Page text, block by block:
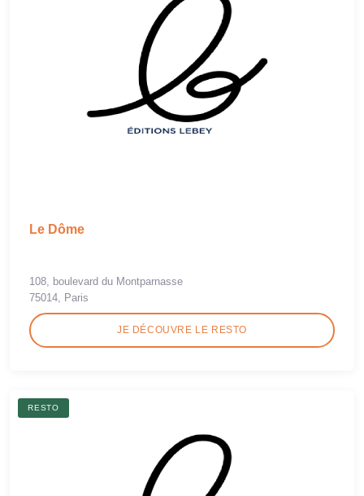
Le Dôme
108, boulevard du Montparnasse
75014, Paris
JE DÉCOUVRE LE RESTO
RESTO